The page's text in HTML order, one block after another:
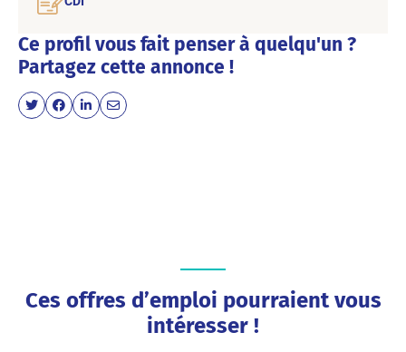
Ce profil vous fait penser à quelqu'un ?
Partagez cette annonce !
Ces offres d’emploi pourraient vous
intéresser !